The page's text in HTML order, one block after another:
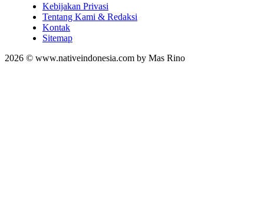
Kebijakan Privasi
Tentang Kami & Redaksi
Kontak
Sitemap
2026 © www.nativeindonesia.com by Mas Rino